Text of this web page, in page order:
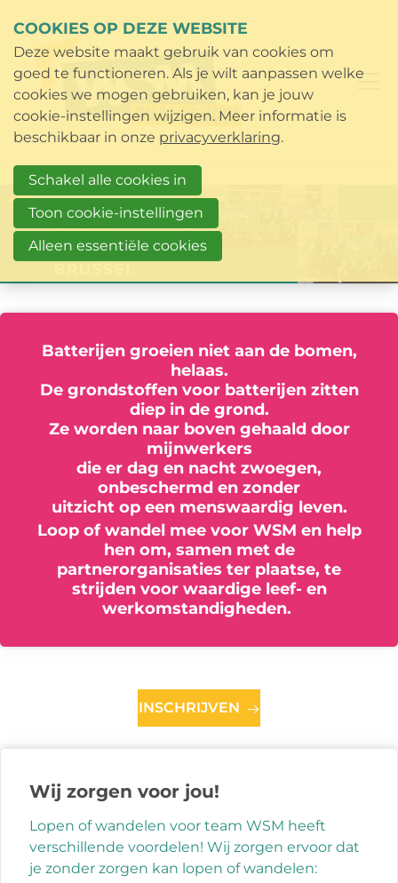
Batterijen groeien niet aan de bomen,
helaas.
De grondstoffen voor batterijen zitten
diep in de grond.
Ze worden naar boven gehaald door
mijnwerkers
die er dag en nacht zwoegen,
onbeschermd en zonder
uitzicht op een menswaardig leven.
Loop of wandel mee voor WSM en help
hen om, samen met de
partnerorganisaties ter plaatse, te
strijden voor waardige leef- en
werkomstandigheden.
INSCHRIJVEN
Wij zorgen voor jou!
Lopen of wandelen voor team WSM heeft
verschillende voordelen! Wij zorgen ervoor dat
je zonder zorgen kan lopen of wandelen:
COOKIES OP DEZE WEBSITE
Deze website maakt gebruik van cookies om
goed te functioneren. Als je wilt aanpassen welke
cookies we mogen gebruiken, kan je jouw
cookie-instellingen wijzigen. Meer informatie is
beschikbaar in onze privacyverklaring.
Schakel alle cookies in
Toon cookie-instellingen
Alleen essentiële cookies